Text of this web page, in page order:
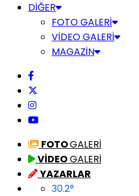
DİĞER
FOTO GALERİ
VİDEO GALERİ
MAGAZİN
FOTOGALERİ
VİDEOGALERİ
YAZARLAR
30.2°